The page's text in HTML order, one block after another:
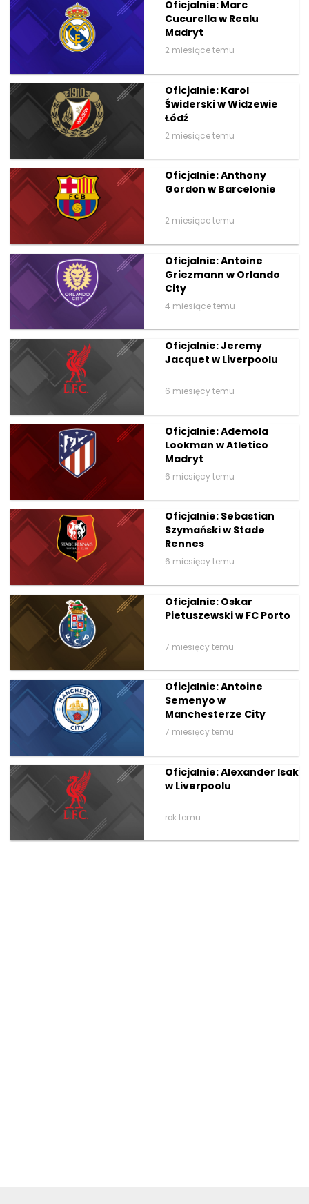
Oficjalnie: Marc
Cucurella w Realu
Madryt
2 miesiące temu
Oficjalnie: Karol
Świderski w Widzewie
Łódź
2 miesiące temu
Oficjalnie: Anthony
Gordon w Barcelonie
2 miesiące temu
Oficjalnie: Antoine
Griezmann w Orlando
City
4 miesiące temu
Oficjalnie: Jeremy
Jacquet w Liverpoolu
6 miesięcy temu
Oficjalnie: Ademola
Lookman w Atletico
Madryt
6 miesięcy temu
Oficjalnie: Sebastian
Szymański w Stade
Rennes
6 miesięcy temu
Oficjalnie: Oskar
Pietuszewski w FC Porto
7 miesięcy temu
Oficjalnie: Antoine
Semenyo w
Manchesterze City
7 miesięcy temu
Oficjalnie: Alexander Isak
w Liverpoolu
rok temu